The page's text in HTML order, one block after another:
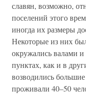
славян, возможно,
поселений этого
иногда их размеры
Некоторые из них
окружались валами
пунктах, как и в
возводились
проживали 40–50